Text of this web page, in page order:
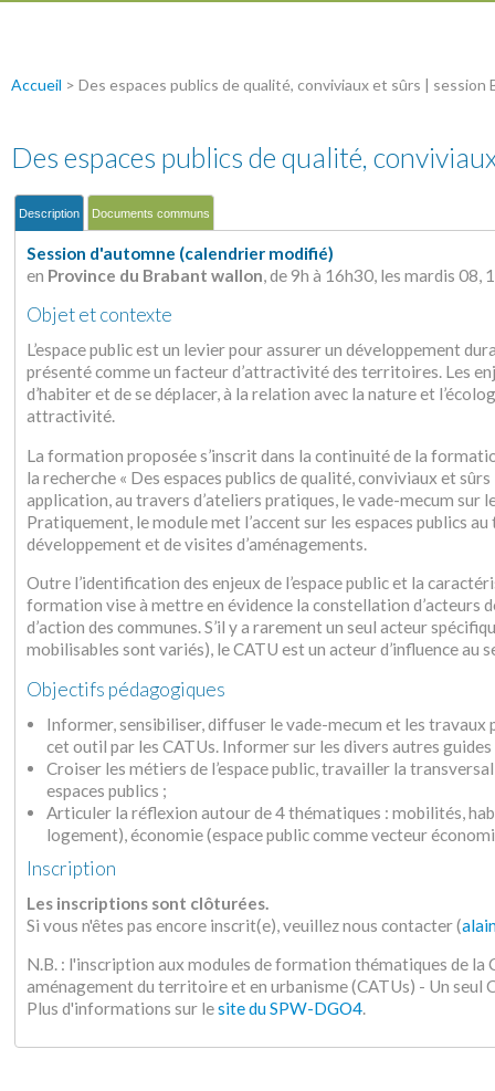
Accueil > Des espaces publics de qualité, conviviaux et sûrs | session
Des espaces publics de qualité,
Description Documents communs
Session d'automne (calendrier modifié)
en Province du Brabant wallon, de 9h à 16h30, les mardis
Objet et contexte
L’espace public est un levier pour assurer un développement
présenté comme un facteur d’attractivité des territoires. Les
d’habiter et de se déplacer, à la relation avec la nature et
attractivité.
La formation proposée s’inscrit dans la continuité de la
la recherche « Des espaces publics de qualité, conviviaux et
application, au travers d’ateliers pratiques, le vade-mecum sur
Pratiquement, le module met l’accent sur les espaces publics
développement et de visites d’aménagements.
Outre l’identification des enjeux de l’espace public et la
formation vise à mettre en évidence la constellation d’acteurs
d’action des communes. S’il y a rarement un seul acteur
mobilisables sont variés), le CATU est un acteur d’influence au
Objectifs pédagogiques
Informer, sensibiliser, diffuser le vade-mecum et les
cet outil par les CATUs. Informer sur les divers autres
Croiser les métiers de l’espace public, travailler la
espaces publics ;
Articuler la réflexion autour de 4 thématiques : mobilités,
logement), économie (espace public comme vecteur
Inscription
Les inscriptions sont clôturées.
Si vous n'êtes pas encore inscrit(e), veuillez nous contacter (
N.B. : l'inscription aux modules de formation thématiques de la
aménagement du territoire et en urbanisme (CATUs) - Un seul
Plus d'informations sur lesite du SPW-DGO4.